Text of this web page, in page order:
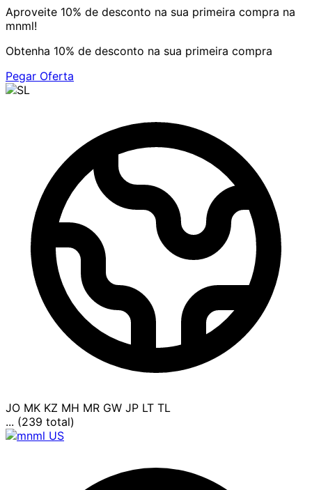
Aproveite 10% de desconto na sua primeira compra na
mnml!
Obtenha 10% de desconto na sua primeira compra
Pegar Oferta
JO MK KZ MH MR GW JP LT TL
... (239 total)